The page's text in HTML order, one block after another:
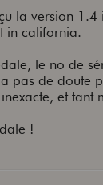
la version
in california.
le no de
pas de doute
et tant
!